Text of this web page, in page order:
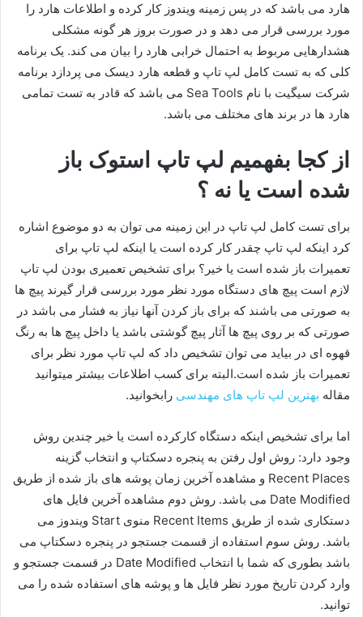
هارد می باشد که در پس زمینه ویندوز کار کرده و اطلاعات هارد را
مورد بررسی قرار می دهد و در صورت بروز هر گونه مشکلی
هشدارهایی مربوط به احتمال خرابی هارد را بیان می کند. یک برنامه
کلی که به تست کامل لپ تاپ و قطعه هارد دیسک می پردازد برنامه
شرکت سیگیت با نام Sea Tools می باشد که قادر به تست تمامی
هارد ها در برند های مختلف می باشد.
از کجا بفهمیم لپ تاپ استوک باز
شده است یا نه ؟
برای تست کامل لپ تاپ در این زمینه می توان به دو موضوع اشاره
کرد اینکه لپ تاپ چقدر کار کرده است یا اینکه لپ تاپ برای
تعمیرات باز شده است یا خیر؟ برای تشخیص تعمیری بودن لپ تاپ
لازم است پیچ های دستگاه مورد نظر مورد بررسی قرار گیرند پیچ ها
به صورتی می باشند که برای باز کردن آنها نیاز به فشار می باشد در
صورتی که بر روی پیچ ها آثار پیچ گوشتی باشد یا داخل پیچ ها به رنگ
قهوه ای در بیاید می توان تشخیص داد که لپ تاپ مورد نظر برای
تعمیرات باز شده است.البته برای کسب اطلاعات بیشتر میتوانید
مقاله بهترین لپ تاپ های مهندسی رابخوانید.
اما برای تشخیص اینکه دستگاه کارکرده است یا خیر چندین روش
وجود دارد: روش اول رفتن به پنجره دسکتاپ و انتخاب گزینه
Recent Places و مشاهده آخرین زمان پوشه های باز شده از طریق
Date Modified می باشد. روش دوم مشاهده آخرین فایل های
دستکاری شده از طریق Recent Items منوی Start ویندوز می
باشد. روش سوم استفاده از قسمت جستجو در پنجره دسکتاپ می
باشد بطوری که شما با انتخاب Date Modified در قسمت جستجو و
وارد کردن تاریخ مورد نظر فایل ها و پوشه های استفاده شده را می
توانید.